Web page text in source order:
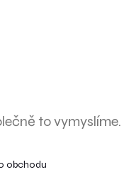
to vymyslíme.
obchodu